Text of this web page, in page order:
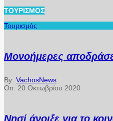
ΤΟΥΡΙΣΜΌΣ
Τουρισμός
Μονοήμερες
By: VachosNews
On: 20 Οκτωβρίου 2020
Νησί άνοιξε για το